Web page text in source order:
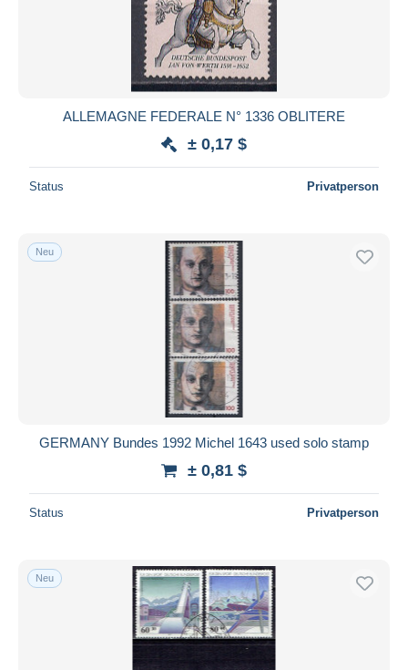
ALLEMAGNE FEDERALE N° 1336 OBLITERE
± 0,17 $
Status Privatperson
Neu
GERMANY Bundes 1992 Michel 1643 used solo stamp
± 0,81 $
Status Privatperson
Neu